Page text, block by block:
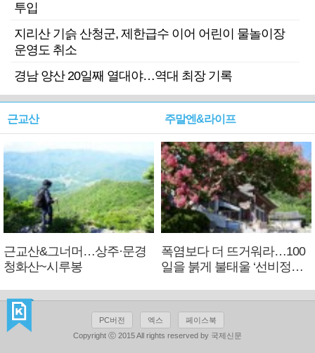
투입
지리산 기슭 산청군, 제한급수 이어 어린이 물놀이장
운영도 취소
경남 양산 20일째 열대야…역대 최장 기록
근교산
근교산&그너머…상주·문경
청화산~시루봉
주말엔&라이프
폭염보다 더 뜨거워라…100
일을 붉게 불태울 ‘선비정신’
PC버전 엑스
페이스북
Copyright ⓒ 2015 All rights reserved by 국제신문